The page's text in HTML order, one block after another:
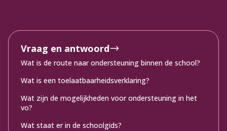
Vraag en antwoord
Wat is de route naar ondersteuning binnen de school?
Wat is een toelaatbaarheidsverklaring?
Wat zijn de mogelijkheden voor ondersteuning in het
vo?
Wat staat er in de schoolgids?